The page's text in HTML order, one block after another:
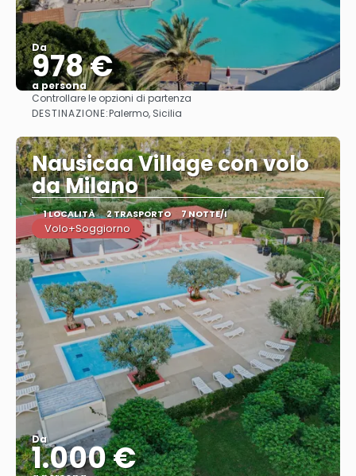
Da
978 €
a persona
Vedere
Controllare le opzioni di partenza
DESTINAZIONE:Palermo, Sicilia
Nausicaa Village con volo
da Milano
1 LOCALITÀ 2 TRASPORTO 7 NOTTE/I
Volo+Soggiorno
Da
1.000 €